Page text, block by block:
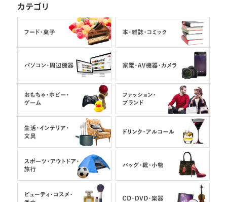
カテゴリ